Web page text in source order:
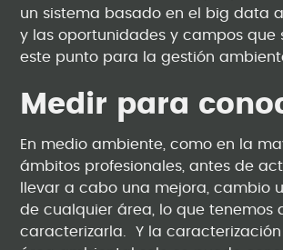
un sistema basado en el big data
y las oportunidades y campos que
este punto para la gestión
Medir para
En medio ambiente, como en la
ámbitos profesionales, antes de
llevar a cabo una mejora, cambio
de cualquier área, lo que tenemos
caracterizarla. Y la